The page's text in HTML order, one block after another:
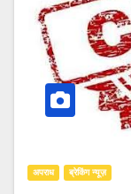
अपराध ब्रेकिंग न्यूज़